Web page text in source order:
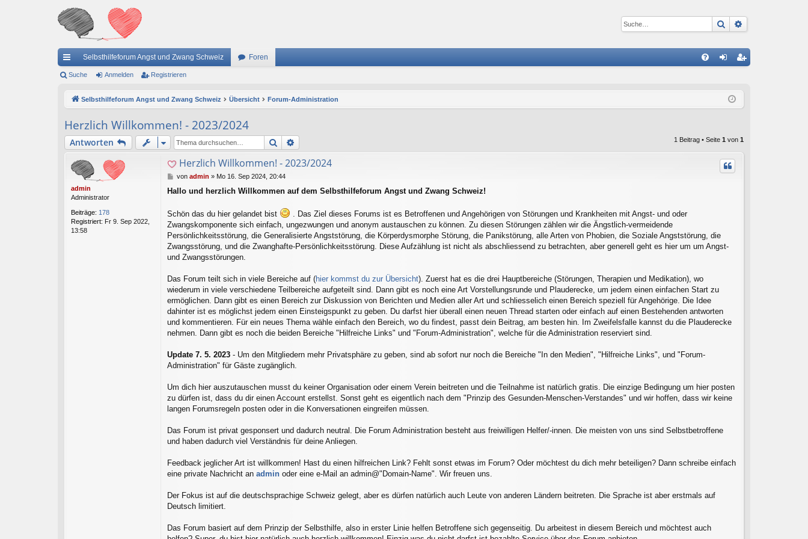
Suche
ch
ug
riff
Selbsthilfeforum Angst und Zwang Schweiz Foren
ist
Suche Anmelden Registrieren
Selbsthilfeforum Angst und Zwang Schweiz Übersicht Forum-Administration
Herzlich Willkommen! - 2023/2024
Antworten Suche 1 Beitrag • Seite 1 von 1
admin
Administrator
Beiträge: 178
Registriert: Fr 9. Sep 2022,
13:58
Herzlich Willkommen! - 2023/2024
B
i
r
g
von admin » Mo 16. Sep 2024, 20:44
Hallo und herzlich Willkommen auf dem Selbsthilfeforum Angst und Zwang Schweiz!
Schön das du hier gelandet bist
. Das Ziel dieses Forums ist es Betroffenen und Angehörigen von Störungen und Krankheiten mit Angst- und oder
Zwangskomponente sich einfach, ungezwungen und anonym austauschen zu können. Zu diesen Störungen zählen wir die Ängstlich-vermeidende
Persönlichkeitsstörung, die Generalisierte Angststörung, die Körperdysmorphe Störung, die Panikstörung, alle Arten von Phobien, die Soziale Angststörung, die
Zwangsstörung, und die Zwanghafte-Persönlichkeitsstörung. Diese Aufzählung ist nicht als abschliessend zu betrachten, aber generell geht es hier um um Angst-
und Zwangsstörungen.
Das Forum teilt sich in viele Bereiche auf (hier kommst du zur Übersicht). Zuerst hat es die drei Hauptbereiche (Störungen, Therapien und Medikation), wo
wiederum in viele verschiedene Teilbereiche aufgeteilt sind. Dann gibt es noch eine Art Vorstellungsrunde und Plauderecke, um jedem einen einfachen Start zu
ermöglichen. Dann gibt es einen Bereich zur Diskussion von Berichten und Medien aller Art und schliesselich einen Bereich speziell für Angehörige. Die Idee
dahinter ist es möglichst jedem einen Einsteigspunkt zu geben. Du darfst hier überall einen neuen Thread starten oder einfach auf einen Bestehenden antworten
und kommentieren. Für ein neues Thema wähle einfach den Bereich, wo du findest, passt dein Beitrag, am besten hin. Im Zweifelsfalle kannst du die Plauderecke
nehmen. Dann gibt es noch die beiden Bereiche "Hilfreiche Links" und "Forum-Administration", welche für die Administration reserviert sind.
Update 7. 5. 2023 - Um den Mitgliedern mehr Privatsphäre zu geben, sind ab sofort nur noch die Bereiche "In den Medien", "Hilfreiche Links", und "Forum-
Administration" für Gäste zugänglich.
Um dich hier auszutauschen musst du keiner Organisation oder einem Verein beitreten und die Teilnahme ist natürlich gratis. Die einzige Bedingung um hier posten
zu dürfen ist, dass du dir einen Account erstellst. Sonst geht es eigentlich nach dem "Prinzip des Gesunden-Menschen-Verstandes" und wir hoffen, dass wir keine
langen Forumsregeln posten oder in die Konversationen eingreifen müssen.
Das Forum ist privat gesponsert und dadurch neutral. Die Forum Administration besteht aus freiwilligen Helfer/-innen. Die meisten von uns sind Selbstbetroffene
und haben dadurch viel Verständnis für deine Anliegen.
Feedback jeglicher Art ist willkommen! Hast du einen hilfreichen Link? Fehlt sonst etwas im Forum? Oder möchtest du dich mehr beteiligen? Dann schreibe einfach
eine private Nachricht an admin oder eine e-Mail an admin@"Domain-Name". Wir freuen uns.
Der Fokus ist auf die deutschsprachige Schweiz gelegt, aber es dürfen natürlich auch Leute von anderen Ländern beitreten. Die Sprache ist aber erstmals auf
Deutsch limitiert.
Das Forum basiert auf dem Prinzip der Selbsthilfe, also in erster Linie helfen Betroffene sich gegenseitig. Du arbeitest in diesem Bereich und möchtest auch